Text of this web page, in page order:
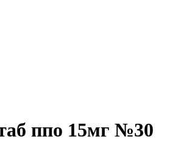
ппо 15мг №30